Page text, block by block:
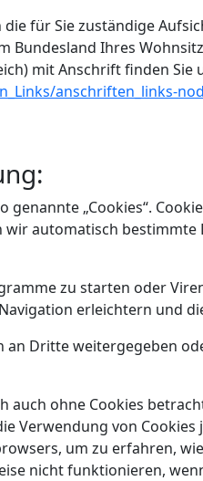
für Sie zuständige
Bundesland Ihres
mit Anschrift finden Sie
anschriften_links-
„Cookies“.
automatisch bestimmte
zu starten oder
erleichtern und
an Dritte weitergegeben
auch ohne Cookies
Verwendung von
um zu erfahren,
nicht funktionieren,